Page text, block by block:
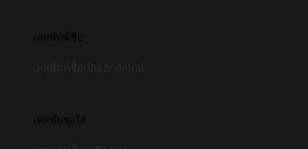
เคสพิมพ์ชื่อ
เคสซัมซุงใส